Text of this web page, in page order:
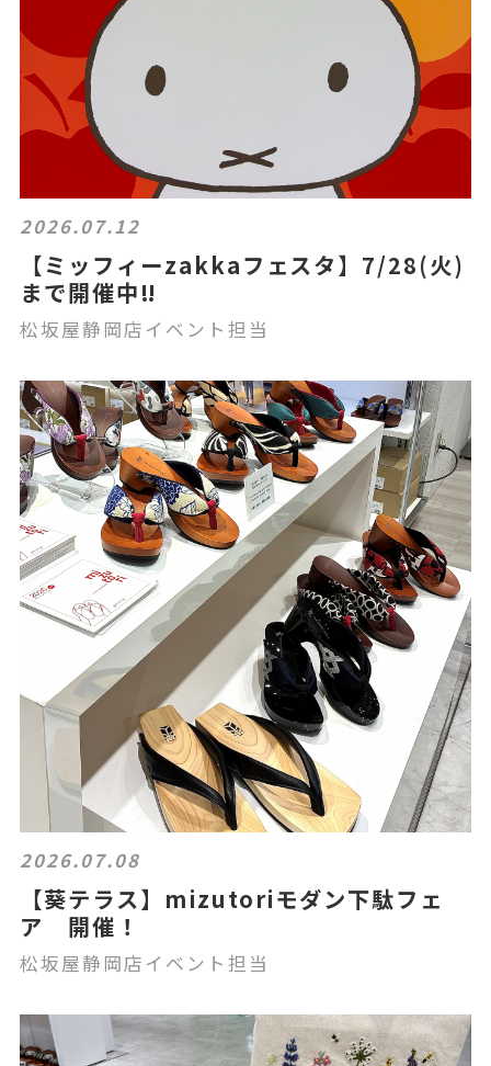
2026.07.12
【ミッフィーzakkaフェスタ】7/28(火)
まで開催中‼
松坂屋静岡店イベント担当
2026.07.08
【葵テラス】mizutoriモダン下駄フェ
ア 開催！
松坂屋静岡店イベント担当